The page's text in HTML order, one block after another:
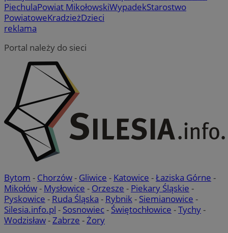
PiechulaPowiat MikołowskiWypadekStarostwo
PowiatoweKradzieżDzieci
reklama
Portal należy do sieci
Bytom - Chorzów- Gliwice - Katowice -Łaziska Górne -
Mikołów- Mysłowice - Orzesze - Piekary Śląskie -
Pyskowice - Ruda Śląska - Rybnik- Siemianowice -
Silesia.info.pl - Sosnowiec- Świętochłowice -Tychy-
Wodzisław-Zabrze -Żory